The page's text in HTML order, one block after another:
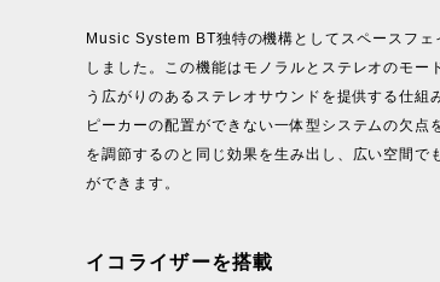
Music System BT独特の機構としてスペースフェ
しました。この機能はモノラルとステレオのモー
う広がりのあるステレオサウンドを提供する仕組
ピーカーの配置ができない一体型システムの欠点
を調節するのと同じ効果を生み出し、広い空間で
ができます。
イコライザーを搭載